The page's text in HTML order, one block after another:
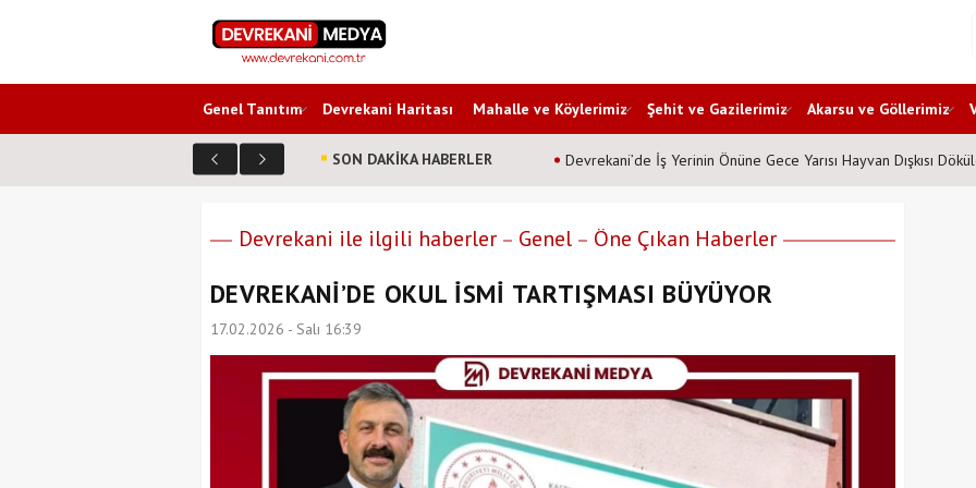
Genel Tanıtım Devrekani Haritası Mahalle ve Köylerimiz Şehit ve Gazilerimiz Akarsu ve Göllerimiz
SON DAKİKA HABERLER Devrekani’de İş Yerinin Önüne Gece Yarısı Hayvan Dışkısı
Devrekani ile ilgili haberler Genel Öne Çıkan Haberler
DEVREKANİ’DE OKUL İSMİ TARTIŞMASI BÜYÜYOR
17.02.2026 - Salı 16:39